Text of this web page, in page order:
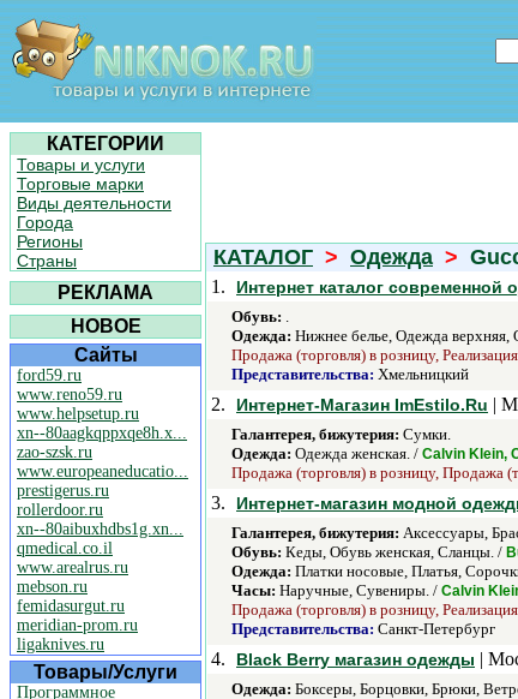
КАТЕГОРИИ
Товары и услуги
Торговые марки
Виды деятельности
Города
Регионы
Страны
РЕКЛАМА
НОВОЕ
Сайты
ford59.ru
www.reno59.ru
www.helpsetup.ru
xn--80aagkqppxqe8h.x...
zao-szsk.ru
www.europeaneducatio...
prestigerus.ru
rollerdoor.ru
xn--80aibuxhdbs1g.xn...
qmedical.co.il
www.arealrus.ru
mebson.ru
femidasurgut.ru
meridian-prom.ru
ligaknives.ru
Товары/Услуги
Программное
КАТАЛОГ > Одежда >
1.
Интернет каталог современной
Обувь: .
Одежда: Нижнее белье, Одежда
Продажа (торговля) в розницу,
Представительства: Хмельницкий
2. Интернет-Магазин ImEstilo.Ru |
Галантерея, бижутерия: Сумки.
Одежда: Одежда женская. / Calvin Klein,
Продажа (торговля) в розницу, Продажа
3. Интернет-магазин модной
Галантерея, бижутерия: Аксессуары,
Обувь: Кеды, Обувь женская, Сланцы. /
Одежда: Платки носовые, Платья,
Часы: Наручные, Сувениры. / Calvin
Продажа (торговля) в розницу,
Представительства: Санкт-Петербург
4. Black Berry магазин одежды |
Одежда: Боксеры, Борцовки, Брюки,